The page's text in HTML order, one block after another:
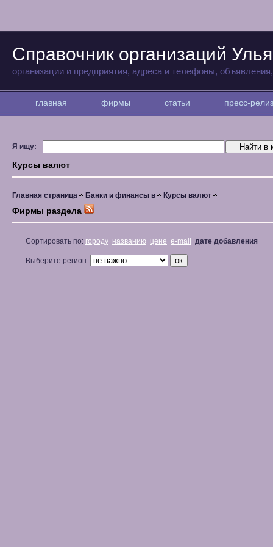
Справочник организаций
организации и предприятия, адреса и телефоны,
главная фирмы статьи пресс-
Я ищу:
Курсы валют
Главная страница Банки и финансы в Курсы валют
Фирмы раздела
Сортировать по: городу названию цене e-mail дате добавления
Выберите регион: